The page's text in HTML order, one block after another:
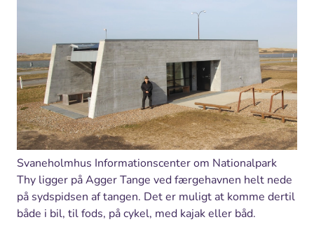
Svaneholmhus Informationscenter om Nationalpark
Thy ligger på Agger Tange ved færgehavnen helt nede
på sydspidsen af tangen. Det er muligt at komme dertil
både i bil, til fods, på cykel, med kajak eller båd.